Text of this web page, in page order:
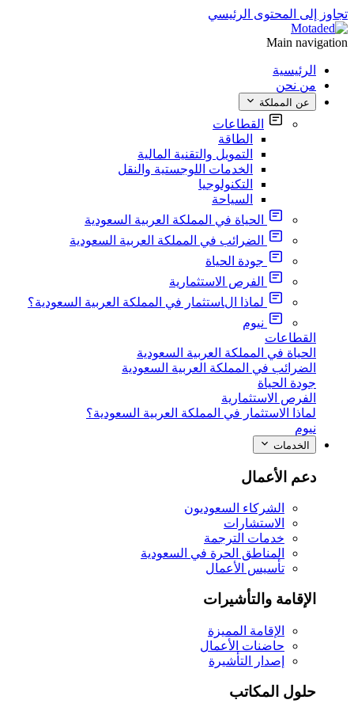
تجاوز إلى المحتوى الرئيسي
Main navigation
الرئيسية
من نحن
عن المملكة
القطاعات
الطاقة
التمويل والتقنية المالية
الخدمات اللوجستية والنقل
التكنولوجيا
السياحة
الحياة في المملكة العربية السعودية
الضرائب في المملكة العربية السعودية
جودة الحياة
الفرص الاستثمارية
لماذا الاستثمار في المملكة العربية السعودية؟
نيوم
القطاعات
الحياة في المملكة العربية السعودية
الضرائب في المملكة العربية السعودية
جودة الحياة
الفرص الاستثمارية
لماذا الاستثمار في المملكة العربية السعودية؟
نيوم
الخدمات
دعم الأعمال
الشركاء السعوديون
الاستشارات
خدمات الترجمة
المناطق الحرة في السعودية
تأسيس الأعمال
الإقامة والتأشيرات
الإقامة المميزة
حاضنات الأعمال
إصدار التأشيرة
حلول المكاتب